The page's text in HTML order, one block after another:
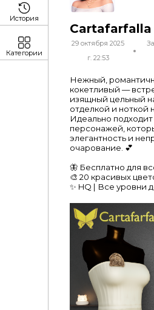
Cartafarfalla
29 октября 2025
г. 22:53
Нежный,
кокетливый —
изящный цельный
отделкой и ноткой
Идеально
персонажей,
элегантность и
очарование. 💕
🦋 Бесплатно для
🎨 20 красивых
✨ HQ | Все уровни
История
Категории